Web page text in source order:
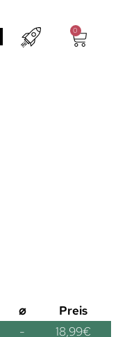
0
⌀
Preis
- 18,99€